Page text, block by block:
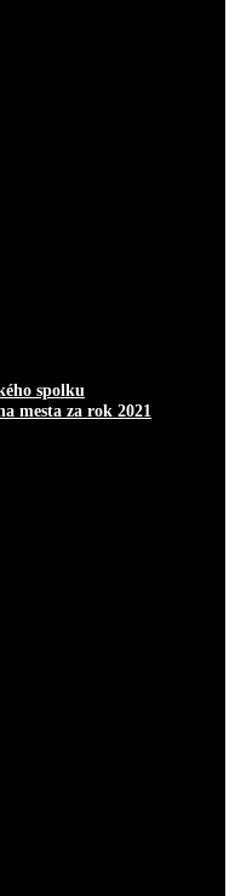
spolku
mesta za rok 2021